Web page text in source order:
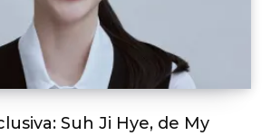
Suh Ji Hye, de My